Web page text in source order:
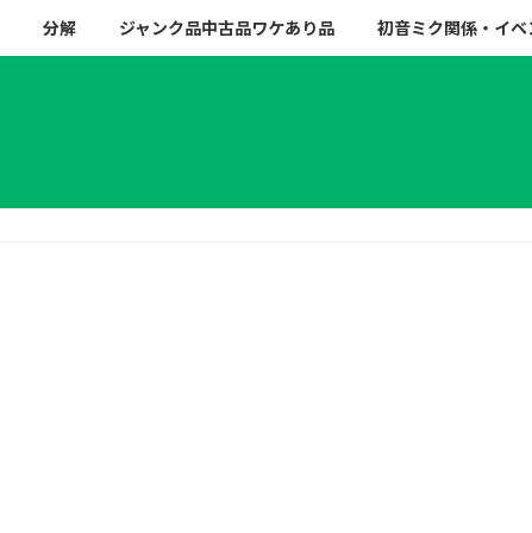
分解 ジャンク品中古品ワケあり品 初音ミク関係・イベ